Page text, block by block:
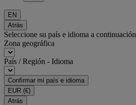
EN
Atrás
Seleccione su país e idioma a continuación
Zona geográfica
País / Región - Idioma
Confirmar mi país e idioma
EUR (€)
Atrás